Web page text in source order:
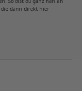
dann direkt hier